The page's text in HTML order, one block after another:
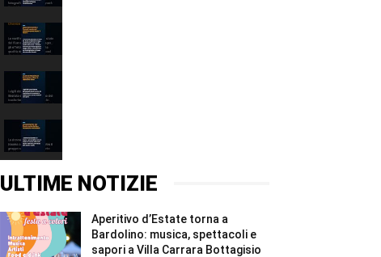
un
anno
turista
ferita
recuperata
elicottero
#Shorts
ULTIME NOTIZIE
Aperitivo d’Estate torna a
Bardolino: musica, spettacoli e
sapori a Villa Carrara Bottagisio